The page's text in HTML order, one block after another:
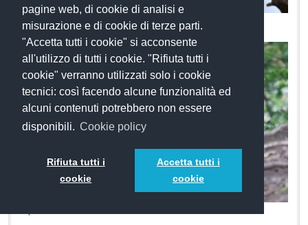
pagine web, di cookie di analisi e
misurazione e di cookie di terze parti.
"Accetta tutti i cookie" si acconsente
all'utilizzo di tutti i cookie. "Rifiuta tutti i
cookie" verranno utilizzati solo i cookie
tecnici: così facendo alcune funzionalità ed
alcuni contenuti potrebbero non essere
disponibili. Cookie policy
Rifiuta tutti i
cookie
Accetta tutti i
cookie
Astore